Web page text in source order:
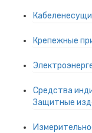
Крепежные
Средства
Защитные